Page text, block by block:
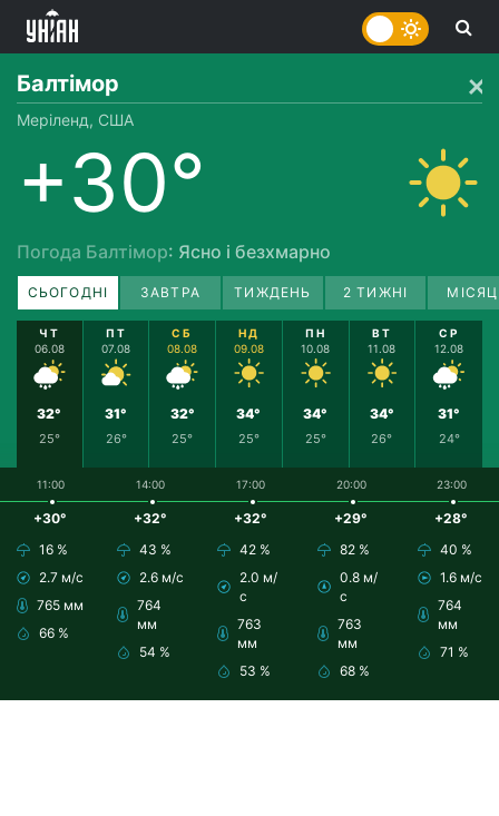
Балтімор
Меріленд, США
+30°
Погода Балтімор: Ясно і безхмарно
СЬОГОДНІ ЗАВТРА ТИЖДЕНЬ 2 ТИЖНІ
ЧТ
06.08
32°
25°
ПТ
07.08
31°
26°
СБ
08.08
32°
25°
НД
09.08
34°
25°
ПН
10.08
34°
25°
ВТ
11.08
34°
26°
СР
12.08
31°
24°
11:00
+30°
16 %
2.7 м/с
765 мм
66 %
14:00
+32°
43 %
2.6 м/с
764
мм
54 %
17:00
+32°
42 %
2.0 м/
с
763
мм
53 %
20:00
+29°
82 %
0.8 м/
с
763
мм
68 %
23:00
+28°
40 %
1.6 м/с
764
мм
71 %